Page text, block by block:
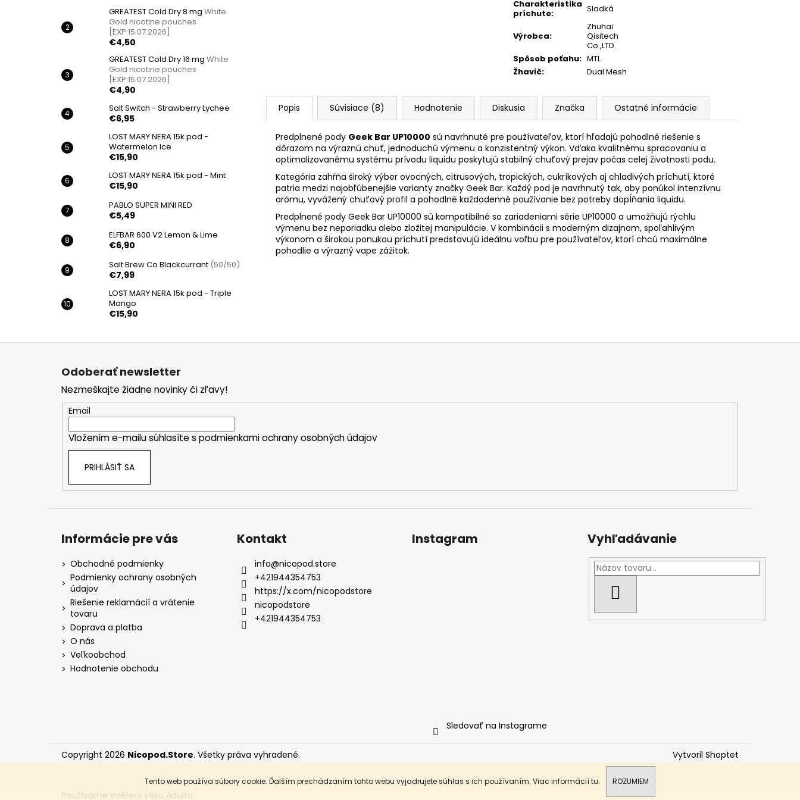
Tento web používa súbory cookie. Ďalším prechádzaním tohto webu vyjadrujete súhlas s ich používaním. Viac informáciítu. ROZUMIEM
GREATEST Cold Dry 8 mg White
Gold nicotine pouches
[EXP:15.07.2026]
€4,50
GREATEST Cold Dry 16 mg White
Gold nicotine pouches
[EXP:15.07.2026]
€4,90
Salt Switch - Strawberry Lychee
€6,95
LOST MARY NERA 15k pod -
Watermelon Ice
€15,90
LOST MARY NERA 15k pod - Mint
€15,90
PABLO SUPER MINI RED
€5,49
ELFBAR 600 V2 Lemon & Lime
€6,90
Salt Brew Co Blackcurrant (50/50)
€7,99
LOST MARY NERA 15k pod - Triple
Mango
€15,90
Charakteristika
príchute: Sladká
Výrobca:
Zhuhai
Qisitech
Co.,LTD.
Spôsob poťahu: MTL
Žhavič: Dual Mesh
Popis Súvisiace (8) Hodnotenie Diskusia Značka Ostatné informácie
Predplnené pody Geek Bar UP10000 sú navrhnuté pre používateľov, ktorí hľadajú pohodlné riešenie s
dôrazom na výraznú chuť, jednoduchú výmenu a konzistentný výkon. Vďaka kvalitnému spracovaniu a
optimalizovanému systému prívodu liquidu poskytujú stabilný chuťový prejav počas celej životnosti podu.
Kategória zahŕňa široký výber ovocných, citrusových, tropických, cukríkových aj chladivých príchutí, ktoré
patria medzi najobľúbenejšie varianty značky Geek Bar. Každý pod je navrhnutý tak, aby ponúkol intenzívnu
arómu, vyvážený chuťový profil a pohodlné každodenné používanie bez potreby dopĺňania liquidu.
Predplnené pody Geek Bar UP10000 sú kompatibilné so zariadeniami série UP10000 a umožňujú rýchlu
výmenu bez neporiadku alebo zložitej manipulácie. V kombinácii s moderným dizajnom, spoľahlivým
výkonom a širokou ponukou príchutí predstavujú ideálnu voľbu pre používateľov, ktorí chcú maximálne
pohodlie a výrazný vape zážitok.
Z
Odoberať newsletter
Nezmeškajte žiadne novinky či zľavy!
Email
Vložením e-mailu súhlasíte s podmienkami ochrany osobných údajov
PRIHLÁSIŤ SA
Informácie pre vás
Obchodné podmienky
Podmienky ochrany osobných
údajov
Riešenie reklamácií a vrátenie
tovaru
Doprava a platba
O nás
Veľkoobchod
Hodnotenie obchodu
Kontakt
info@nicopod.store
+421944354753
https://x.com/nicopodstore
nicopodstore
+421944354753
Instagram
Sledovať na Instagrame
Vyhľadávanie
Vytvoril Shoptet
Copyright 2026 Nicopod.Store. Všetky práva vyhradené.
Používáme ověření věku Adulto